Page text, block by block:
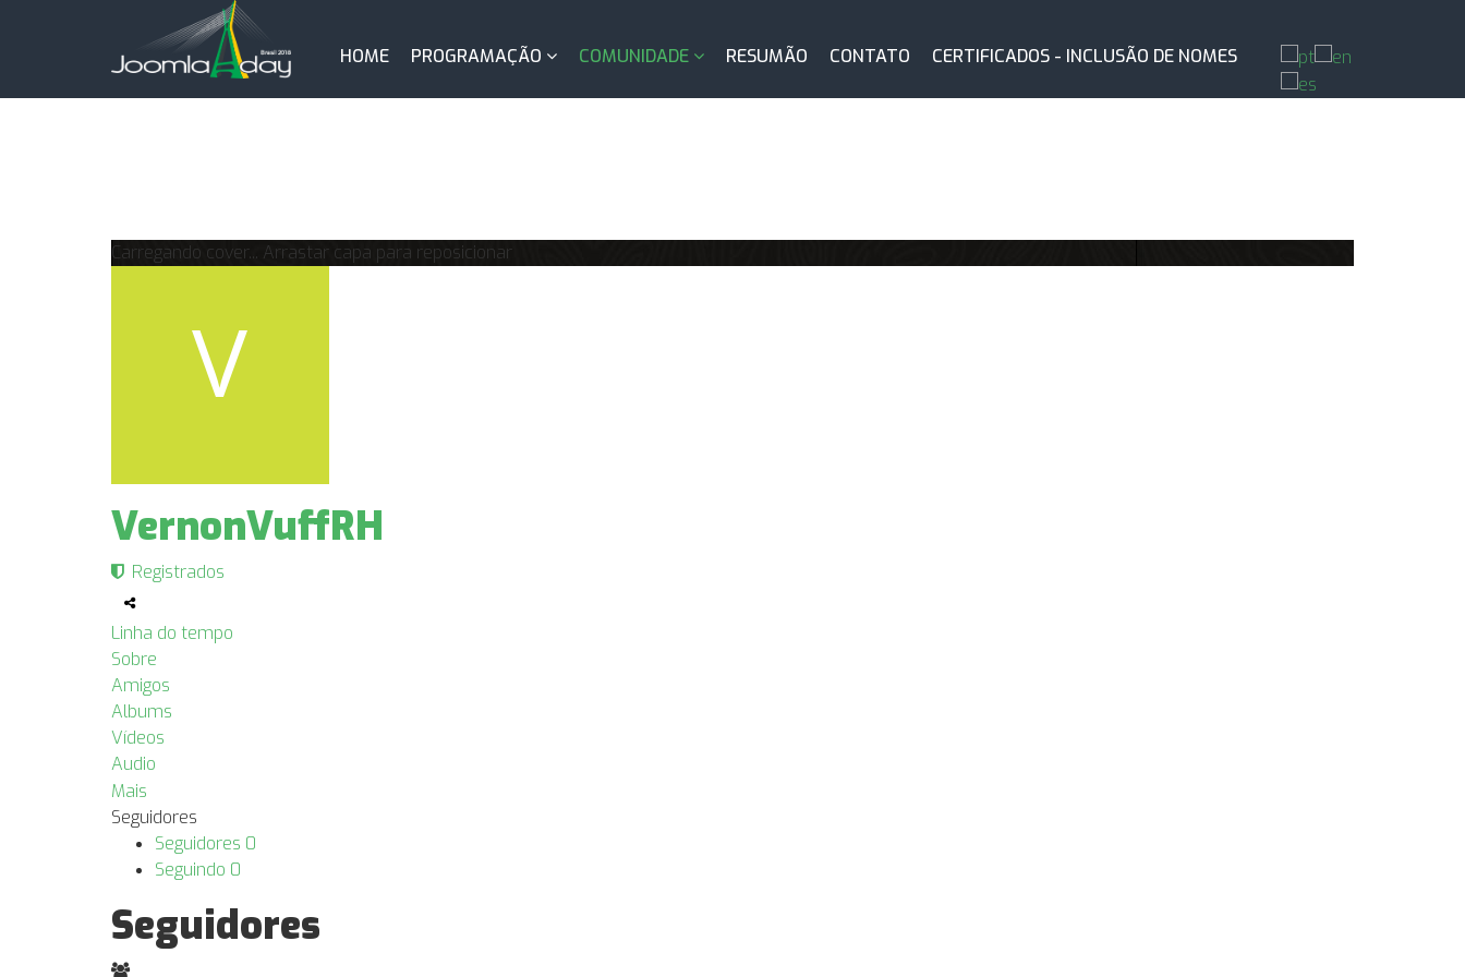
HOME PROGRAMAÇÃO COMUNIDADE RESUMÃO CONTATO CERTIFICADOS - INCLUSÃO DE NOMES
Carregando cover... Arrastar capa para reposicionar
VernonVuffRH
Registrados
Linha do tempo
Sobre
Amigos
Albums
Vídeos
Audio
Mais
Seguidores
Seguidores 0
Seguindo 0
Seguidores